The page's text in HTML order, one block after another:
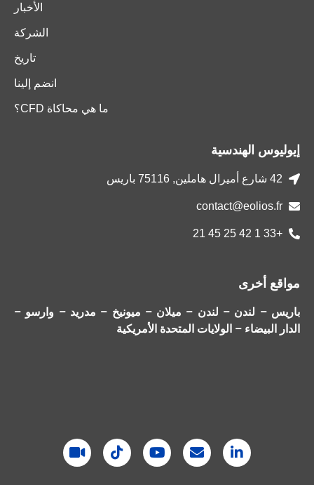
الأخبار
الشركة
تاريخ
انضم إلينا
ما هي محاكاة CFD؟
إيوليوس الهندسية
42 شارع أميرال هاملين, 75116 باريس
contact@eolios.fr
+33 1 42 25 45 21
مواقع أخرى
باريس – لندن – لندن – ميلان – ميونيخ – مدريد – وارسو –
الدار البيضاء – الولايات المتحدة الأمريكية